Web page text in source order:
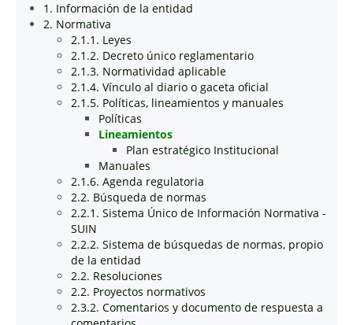
1. Información de la entidad
2. Normativa
2.1.1. Leyes
2.1.2. Decreto único reglamentario
2.1.3. Normatividad aplicable
2.1.4. Vínculo al diario o gaceta oficial
2.1.5. Políticas, lineamientos y manuales
Políticas
Lineamientos
Plan estratégico Institucional
Manuales
2.1.6. Agenda regulatoria
2.2. Búsqueda de normas
2.2.1. Sistema Único de Información Normativa -
SUIN
2.2.2. Sistema de búsquedas de normas, propio
de la entidad
2.2. Resoluciones
2.2. Proyectos normativos
2.3.2. Comentarios y documento de respuesta a